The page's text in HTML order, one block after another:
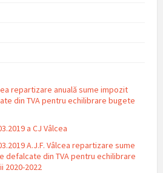
repartizare anuală sume impozit
din TVA pentru echilibrare bugete
a CJ Vâlcea
A.J.F. Vâlcea repartizare sume
defalcate din TVA pentru echilibrare
2020-2022